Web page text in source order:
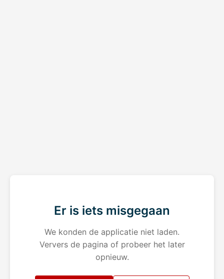
Er is iets misgegaan
We konden de applicatie niet laden.
Ververs de pagina of probeer het later
opnieuw.